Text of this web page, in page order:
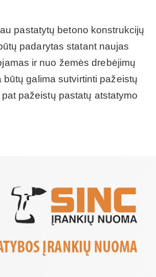
pastatytų betono konstrukcijų
padarytas statant naujas
ir nuo žemės drebėjimų
galima sutvirtinti pažeistų
pažeistų pastatų atstatymo